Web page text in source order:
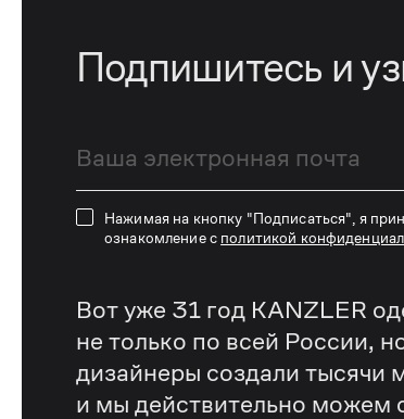
Подпишитесь и
Нажимая на кнопку "Подписаться", я
ознакомление с политикой
Вот уже 31 год KANZLER
не только по всей России,
дизайнеры создали тысячи
и мы действительно можем